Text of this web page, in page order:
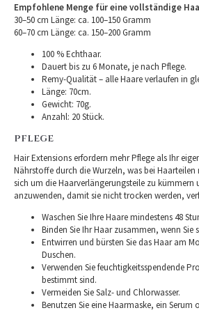
Empfohlene Menge für eine vollständige
30–50 cm Länge: ca. 100–150 Gramm
60–70 cm Länge: ca. 150–200 Gramm
100 % Echthaar.
Dauert bis zu 6 Monate, je nach Pflege.
Remy-Qualität – alle Haare verlaufen in
Länge: 70cm.
Gewicht: 70g.
Anzahl: 20 Stück.
PFLEGE
Hair Extensions erfordern mehr Pflege als Ihr
Nährstoffe durch die Wurzeln, was bei
sich um die Haarverlängerungsteile zu
anzuwenden, damit sie nicht trocken werden,
Waschen Sie Ihre Haare mindestens 48
Binden Sie Ihr Haar zusammen, wenn Sie
Entwirren und bürsten Sie das Haar am
Duschen.
Verwenden Sie feuchtigkeitsspendende
bestimmt sind.
Vermeiden Sie Salz- und Chlorwasser.
Benutzen Sie eine Haarmaske, ein Serum